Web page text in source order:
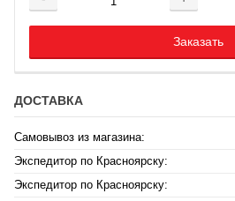
Добавляется...
Заказать
Добавлен
ДОСТАВКА
Самовывоз из магазина:
Экспедитор по Красноярску:
Экспедитор по Красноярску: